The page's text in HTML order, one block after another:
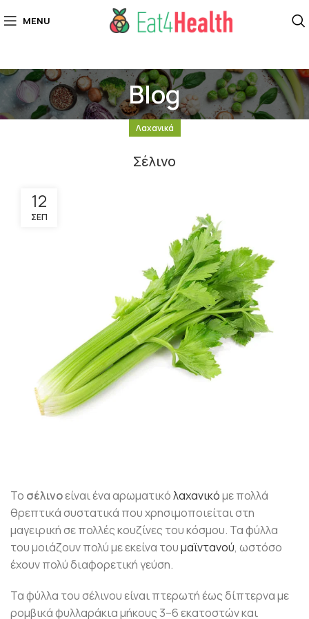
MENU
Blog
Λαχανικά
Σέλινο
12
ΣΕΠ
Το σέλινοείναι ένα αρωματικόλαχανικόμε πολλά
θρεπτικά συστατικά που χρησιμοποιείται στη
μαγειρική σε πολλές κουζίνες του κόσμου. Τα φύλλα
του μοιάζουν πολύ με εκείνα τουμαϊντανού, ωστόσο
έχουν πολύ διαφορετική γεύση.
Τα φύλλα του σέλινου είναι πτερωτή έως δίπτερνα με
ρομβικά φυλλαράκια μήκους 3–6 εκατοστών και